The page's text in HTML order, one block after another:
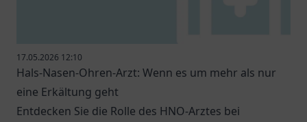
17.05.2026 12:10
Hals-Nasen-Ohren-Arzt: Wenn es um mehr als nur
eine Erkältung geht
Entdecken Sie die Rolle des HNO-Arztes bei